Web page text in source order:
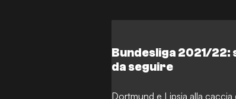
Bundesliga 2021/
da seguire
Dortmund e Lipsia alla